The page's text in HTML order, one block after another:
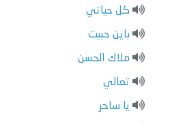
كل حياتي
باين حبيت
ملاك الحسن
تعالي
يا ساحر